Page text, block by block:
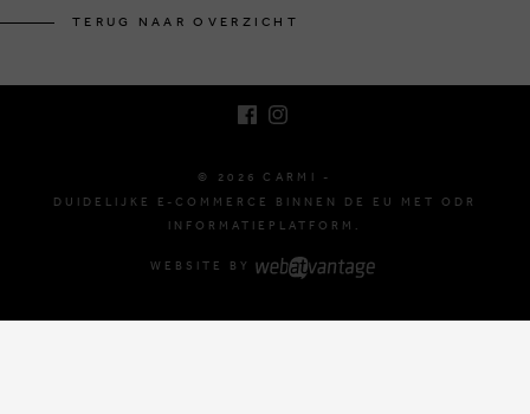
TERUG NAAR OVERZICHT
© 2026 CARMI -
DUIDELIJKE E-COMMERCE BINNEN DE EU MET ODR
INFORMATIEPLATFORM.
WEBSITE BY